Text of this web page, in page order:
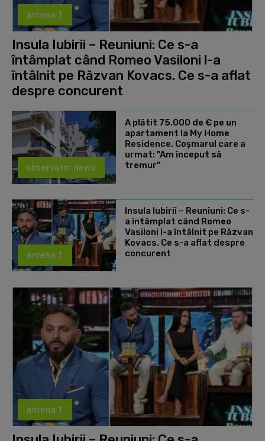
antena 1
Insula Iubirii – Reuniuni: Ce s-a
întâmplat când Romeo Vasiloni l-a
întâlnit pe Răzvan Kovacs. Ce s-a aflat
despre concurent
observator news
A plătit 75.000 de € pe un
apartament la My Home
Residence. Coşmarul care a
urmat: "Am început să
tremur"
antena 1
Insula Iubirii – Reuniuni: Ce s-
a întâmplat când Romeo
Vasiloni l-a întâlnit pe Răzvan
Kovacs. Ce s-a aflat despre
concurent
antena 1